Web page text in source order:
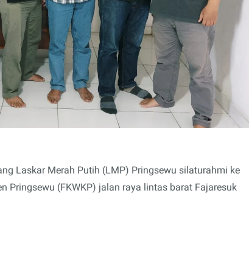
Laskar Merah Putih (LMP) Pringsewu silaturahmi ke
Pringsewu (FKWKP) jalan raya lintas barat Fajaresuk